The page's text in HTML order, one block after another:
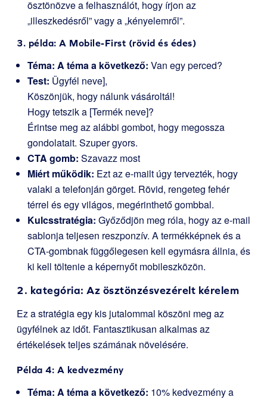
ösztönözve a felhasználót, hogy írjon az
„illeszkedésről” vagy a „kényelemről”.
3. példa: A Mobile-First (rövid és édes)
Téma: A téma a következő: Van egy perced?
Test: Ügyfél neve],
Köszönjük, hogy nálunk vásároltál!
Hogy tetszik a [Termék neve]?
Érintse meg az alábbi gombot, hogy megossza
gondolatait. Szuper gyors.
CTA gomb: Szavazz most
Miért működik: Ezt az e-mailt úgy tervezték, hogy
valaki a telefonján görget. Rövid, rengeteg fehér
térrel és egy világos, megérinthető gombbal.
Kulcsstratégia: Győződjön meg róla, hogy az e-mail
sablonja teljesen reszponzív. A termékképnek és a
CTA-gombnak függőlegesen kell egymásra állnia, és
ki kell töltenie a képernyőt mobileszközön.
2. kategória: Az ösztönzésvezérelt kérelem
Ez a stratégia egy kis jutalommal köszöni meg az
ügyfélnek az időt. Fantasztikusan alkalmas az
értékelések teljes számának növelésére.
Példa 4: A kedvezmény
Téma: A téma a következő: 10% kedvezmény a